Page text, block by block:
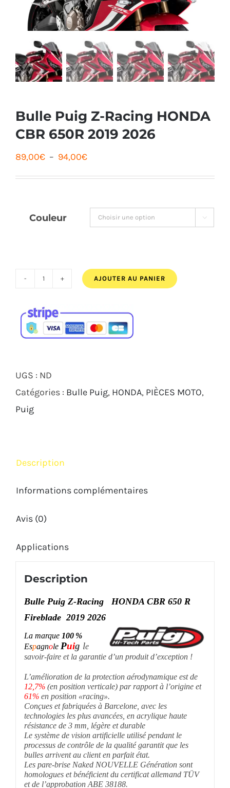
Bulle Puig Z-Racing HONDA
CBR 650R 2019 2026
89,00€ – 94,00€Plage
89,00€
Couleur 
Bulle
Puig
Racing
HONDA
AJOUTER AU PANIER
UGS : ND
Catégories : Bulle Puig HONDA PIÈCES MOTO
Puig
Description
Informations complémentaires
Avis (0)
Applications
Description
Bulle Puig Z-Racing HONDA CBR 650 R
Fireblade 2019 2026
La marque 100 %
Espagnole Puig le
savoir-faire et la garantie d’un produit d’exception !
L’amélioration de la protection aérodynamique est de
12,7%(en position verticale) par rapport à l’origine et
61%en position «racing».
Conçues et fabriquées à Barcelone, avec les
technologies les plus avancées, en acrylique haute
résistance de 3 mm, légère et durable
Le système de vision artificielle utilisé pendant le
processus de contrôle de la qualité garantit que les
bulles arrivent au client en parfait état.
Les pare-brise Naked NOUVELLE Génération sont
homologues et bénéficient du certificat allemand TÜV
et de l’approbation ABE 38188.